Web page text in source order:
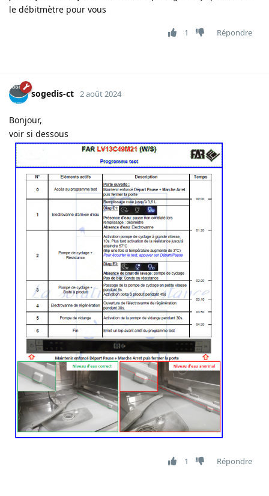
le débitmètre pour vous
1 Répondre
sogedis-ct 2 août 2024
Bonjour,
voir si dessous
1 Répondre